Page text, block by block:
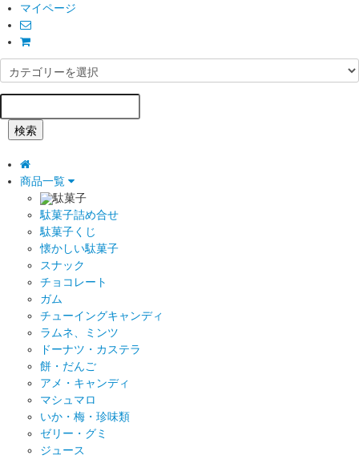
マイページ
検索
商品一覧
駄菓子
駄菓子詰め合せ
駄菓子くじ
懐かしい駄菓子
スナック
チョコレート
ガム
チューイングキャンディ
ラムネ、ミンツ
ドーナツ・カステラ
餅・だんご
アメ・キャンディ
マシュマロ
いか・梅・珍味類
ゼリー・グミ
ジュース